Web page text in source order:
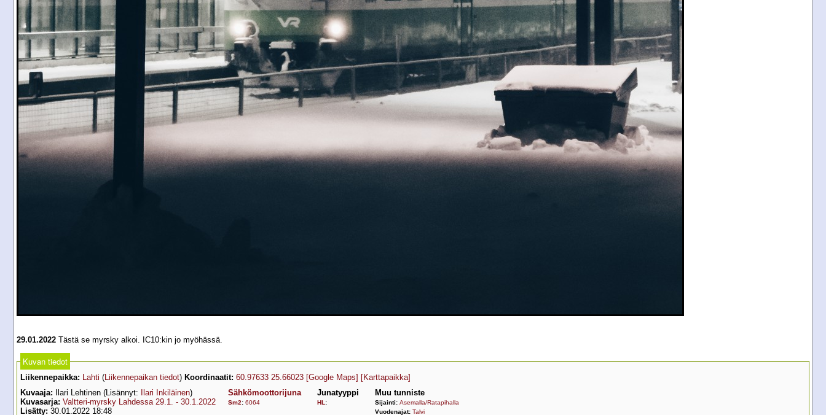
29.01.2022 Tästä se myrsky alkoi. IC10:kin jo myöhässä.
Kuvan tiedot
Liikennepaikka: Lahti (Liikennepaikan tiedot) Koordinaatit: 60.97633 25.66023 [Google Maps] [Karttapaikka]
Kuvaaja: Ilari Lehtinen (Lisännyt: Ilari Inkiläinen)
Kuvasarja: Valtteri-myrsky Lahdessa 29.1. - 30.1.2022
Lisätty: 30.01.2022 18:48
Sähkömoottorijuna
Sm2: 6064
Junatyyppi
HL:
Muu tunniste
Sijainti: Asemalla/Ratapihalla
Vuodenajat: Talvi